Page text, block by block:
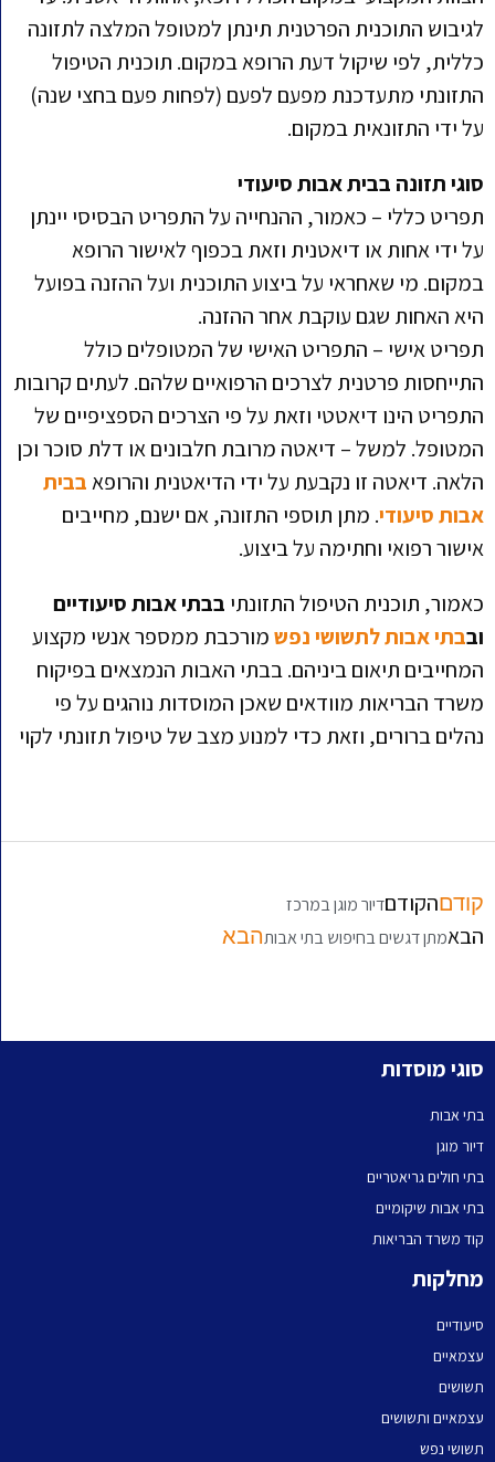
לגיבוש התוכנית הפרטנית תינתן למטופל המלצה לתזונה
כללית, לפי שיקול דעת הרופא במקום. תוכנית הטיפול
התזונתי מתעדכנת מפעם לפעם (לפחות פעם בחצי שנה)
על ידי התזונאית במקום.
סוגי תזונה בבית אבות סיעודי
תפריט כללי – כאמור, ההנחייה על התפריט הבסיסי יינתן
על ידי אחות או דיאטנית וזאת בכפוף לאישור הרופא
במקום. מי שאחראי על ביצוע התוכנית ועל ההזנה בפועל
היא האחות שגם עוקבת אחר ההזנה.
תפריט אישי – התפריט האישי של המטופלים כולל
התייחסות פרטנית לצרכים הרפואיים שלהם. לעתים קרובות
התפריט הינו דיאטטי וזאת על פי הצרכים הספציפיים של
המטופל. למשל – דיאטה מרובת חלבונים או דלת סוכר וכן
הלאה. דיאטה זו נקבעת על ידי הדיאטנית והרופאבבית
אבות סיעודי. מתן תוספי התזונה, אם ישנם, מחייבים
אישור רפואי וחתימה על ביצוע.
כאמור, תוכנית הטיפול התזונתי בבתי אבות סיעודיים
ובבתי אבות לתשושי נפשמורכבת ממספר אנשי מקצוע
המחייבים תיאום ביניהם. בבתי האבות הנמצאים בפיקוח
משרד הבריאות מוודאים שאכן המוסדות נוהגים על פי
נהלים ברורים, וזאת כדי למנוע מצב של טיפול תזונתי לקוי
קודםהקודםדיור מוגן במרכז
הבאמתן דגשים בחיפוש בתי אבותהבא
סוגי מוסדות
בתי אבות
דיור מוגן
בתי חולים גריאטריים
בתי אבות שיקומיים
קוד משרד הבריאות
מחלקות
סיעודיים
עצמאיים
תשושים
עצמאיים ותשושים
תשושי נפש